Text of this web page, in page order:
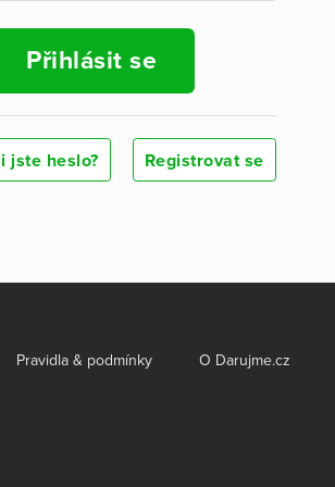
Přihlásit se
jste heslo? Registrovat se
Pravidla & podmínky O Darujme.cz